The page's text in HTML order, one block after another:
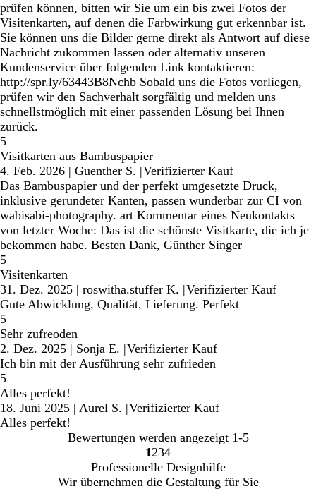
prüfen können, bitten wir Sie um ein bis zwei Fotos der
Visitenkarten, auf denen die Farbwirkung gut erkennbar ist.
Sie können uns die Bilder gerne direkt als Antwort auf diese
Nachricht zukommen lassen oder alternativ unseren
Kundenservice über folgenden Link kontaktieren:
http://spr.ly/63443B8Nchb Sobald uns die Fotos vorliegen,
prüfen wir den Sachverhalt sorgfältig und melden uns
schnellstmöglich mit einer passenden Lösung bei Ihnen
zurück.
5
Visitkarten aus Bambuspapier
4. Feb. 2026 | Guenther S. |Verifizierter Kauf
Das Bambuspapier und der perfekt umgesetzte Druck,
inklusive gerundeter Kanten, passen wunderbar zur CI von
wabisabi-photography. art Kommentar eines Neukontakts
von letzter Woche: Das ist die schönste Visitkarte, die ich je
bekommen habe. Besten Dank, Günther Singer
5
Visitenkarten
31. Dez. 2025 | roswitha.stuffer K. |Verifizierter Kauf
Gute Abwicklung, Qualität, Lieferung. Perfekt
5
Sehr zufreoden
2. Dez. 2025 | Sonja E. |Verifizierter Kauf
Ich bin mit der Ausführung sehr zufrieden
5
Alles perfekt!
18. Juni 2025 | Aurel S. |Verifizierter Kauf
Alles perfekt!
Bewertungen werden angezeigt 1-5
Gehe
zu
Seite
1 Gehe
zu
Seite
2 Gehe
zu
Seite
3Gehe
zu
Seite
4
Professionelle Designhilfe
Wir übernehmen die Gestaltung für Sie